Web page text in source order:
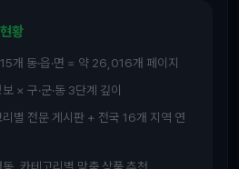
황
개 동·읍·면 = 약 26,016개 페이지
× 구·군·동 3단계 깊이
별 전문 게시판 + 전국 16개 지역 연